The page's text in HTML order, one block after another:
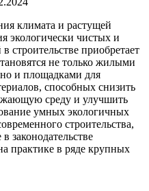
климата и растущей
экологически чистых и
строительстве приобретает
не только жилыми
и площадками для
способных снизить
среду и улучшить
умных экологичных
строительства,
законодательстве
практике в ряде крупных